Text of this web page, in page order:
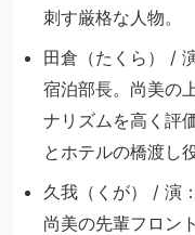
刺す厳格な人物。
田倉（たくら） /
宿泊部長。尚美の
ナリズムを高く評
とホテルの橋渡し
久我（くが） / 演
尚美の先輩フロン